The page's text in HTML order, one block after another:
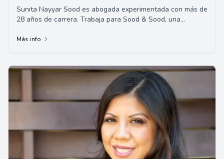
Sunita Nayyar Sood es abogada experimentada con más de
28 años de carrera. Trabaja para Sood & Sood, una
Más info